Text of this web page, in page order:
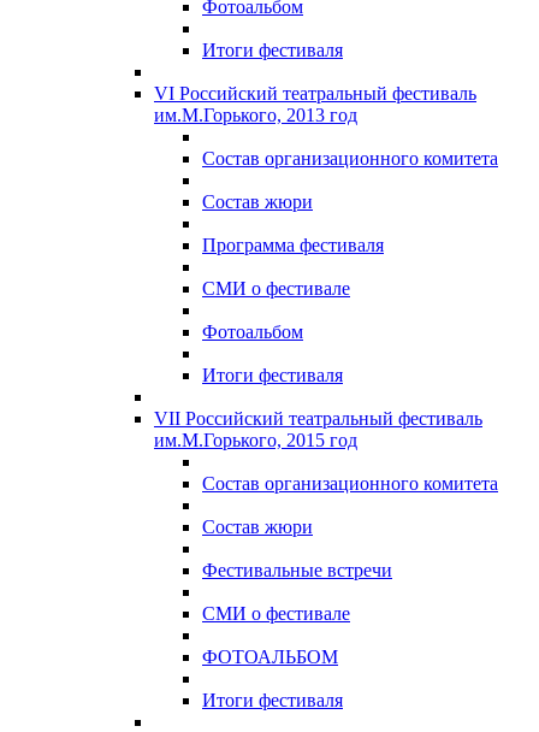
Фотоальбом
Итоги фестиваля
VI Российский театральный фестиваль
им.М.Горького, 2013 год
Состав организационного комитета
Состав жюри
Программа фестиваля
СМИ о фестивале
Фотоальбом
Итоги фестиваля
VII Российский театральный фестиваль
им.М.Горького, 2015 год
Состав организационного комитета
Состав жюри
Фестивальные встречи
СМИ о фестивале
ФОТОАЛЬБОМ
Итоги фестиваля